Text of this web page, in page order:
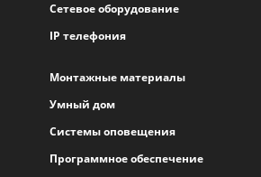
Сетевое оборудование
IP телефония
Монтажные материалы
Умный дом
Системы оповещения
Программное обеспечение